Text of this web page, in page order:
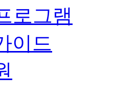
로그램
이드